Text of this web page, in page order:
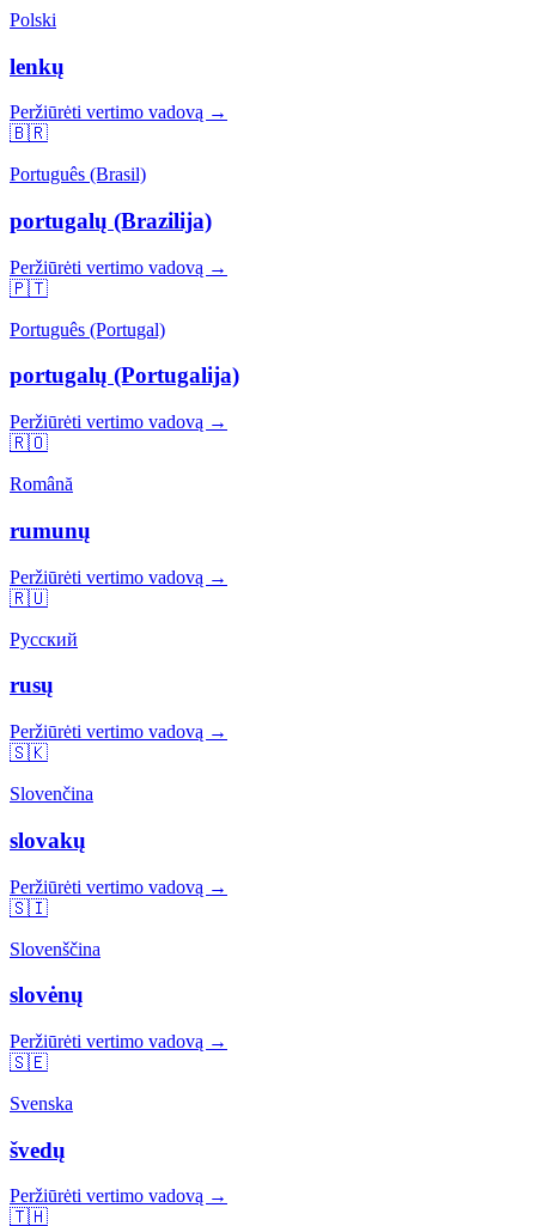
Polski
lenkų
Peržiūrėti vertimo vadovą →
🇧🇷
Português (Brasil)
portugalų (Brazilija)
Peržiūrėti vertimo vadovą →
🇵🇹
Português (Portugal)
portugalų (Portugalija)
Peržiūrėti vertimo vadovą →
🇷🇴
Română
rumunų
Peržiūrėti vertimo vadovą →
🇷🇺
Русский
rusų
Peržiūrėti vertimo vadovą →
🇸🇰
Slovenčina
slovakų
Peržiūrėti vertimo vadovą →
🇸🇮
Slovenščina
slovėnų
Peržiūrėti vertimo vadovą →
🇸🇪
Svenska
švedų
Peržiūrėti vertimo vadovą →
🇹🇭